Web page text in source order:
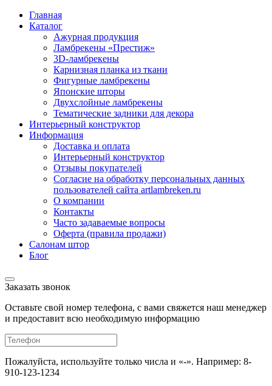
Главная
Каталог
Ажурная продукция
Ламбрекены «Престиж»
3D-ламбрекены
Карнизная планка из ткани
Фигурные ламбрекены
Японские шторы
Двухслойные ламбрекены
Тематические задники для декора
Интерьерный конструктор
Информация
Доставка и оплата
Интерьерный конструктор
Отзывы покупателей
Согласие на обработку персональных данных
пользователей сайта artlambreken.ru
О компании
Контакты
Часто задаваемые вопросы
Оферта (правила продажи)
Салонам штор
Блог
Заказать звонок
Оставьте свой номер телефона, с вами свяжется наш менеджер
и предоставит всю необходимую информацию
Пожалуйста, используйте только числа и «-». Например: 8-
910-123-1234